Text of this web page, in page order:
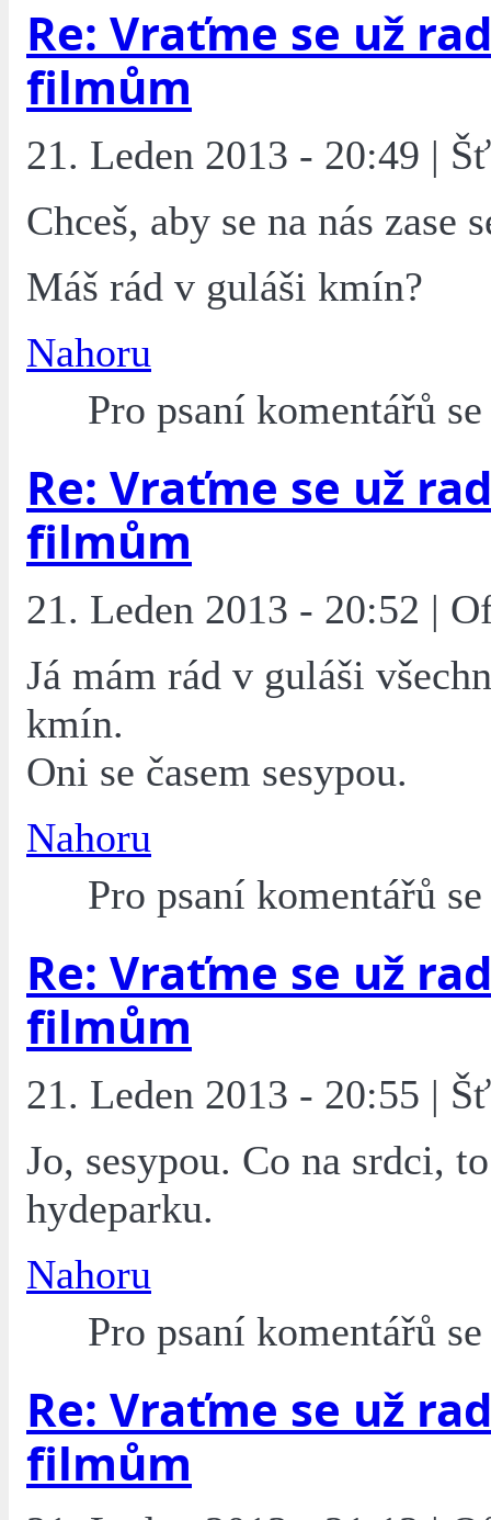
Re: Vraťme se už
filmům
21. Leden 2013 - 20:49 |
Chceš, aby se na nás zase
Máš rád v guláši kmín?
Nahoru
Pro psaní komentářů
Re: Vraťme se už
filmům
21. Leden 2013 - 20:52 |
Já mám rád v guláši
kmín.
Oni se časem sesypou.
Nahoru
Pro psaní komentářů
Re: Vraťme se už
filmům
21. Leden 2013 - 20:55 |
Jo, sesypou. Co na srdci,
hydeparku.
Nahoru
Pro psaní komentářů
Re: Vraťme se už
filmům